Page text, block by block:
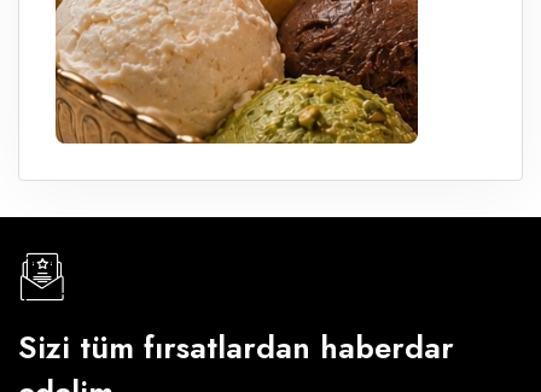
Sizi tüm fırsatlardan haberdar